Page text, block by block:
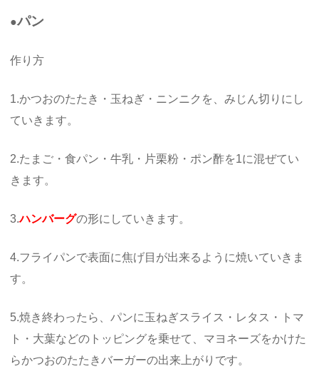
●パン
作り方
1.かつおのたたき・玉ねぎ・ニンニクを、みじん切りにし
ていきます。
2.たまご・食パン・牛乳・片栗粉・ポン酢を1に混ぜてい
きます。
3.ハンバーグの形にしていきます。
4.フライパンで表面に焦げ目が出来るように焼いていきま
す。
5.焼き終わったら、パンに玉ねぎスライス・レタス・トマ
ト・大葉などのトッピングを乗せて、マヨネーズをかけた
らかつおのたたきバーガーの出来上がりです。